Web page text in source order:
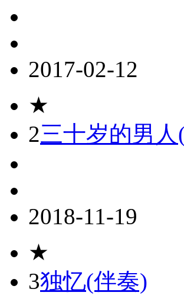
2017-02-12
★
2三十岁的男
2018-11-19
★
3独忆(伴奏)